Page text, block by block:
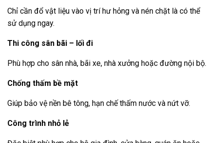
Chỉ cần đổ vật liệu vào vị trí hư hỏng và nén chặt là có thể
sử dụng ngay.
Thi công sân bãi – lối đi
Phù hợp cho sân nhà, bãi xe, nhà xưởng hoặc đường nội bộ.
Chống thấm bề mặt
Giúp bảo vệ nền bê tông, hạn chế thấm nước và nứt vỡ.
Công trình nhỏ lẻ